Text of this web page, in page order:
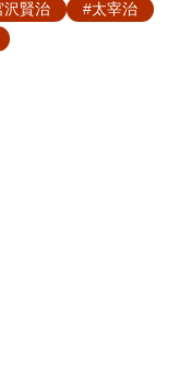
沢賢治
#太宰治